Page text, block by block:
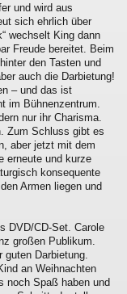
und wird aus
sich ehrlich über
wechselt King dann
Freude bereitet. Beim
den Tasten und
auch die Darbietung!
– und das ist
im Bühnenzentrum.
nur ihr Charisma.
Zum Schluss gibt es
aber jetzt mit dem
erneute und kurze
konsequente
Armen liegen und
DVD/CD-Set. Carole
großen Publikum.
Darbietung.
an Weihnachten
noch Spaß haben und